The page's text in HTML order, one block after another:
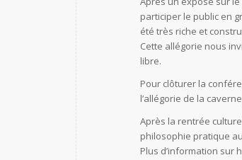
participer le public en
été très riche et
Cette allégorie nous
libre.
Pour clôturer la
l’allégorie de la
Après la rentrée
philosophie pratique
Plus d’information